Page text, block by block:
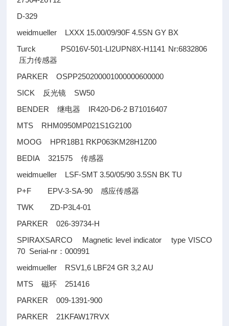
D-329
weidmueller LXXX 15.00/09/90F 4.5SN GY BX
Turck PS016V-501-LI2UPN8X-H1141 Nr:6832806
压力传感器
PARKER OSPP250200001000000600000
SICK
反光镜 SW50
BENDER继电器
IR420-D6-2 B71016407
MTS RHM0950MP021S1G2100
MOOG HPR18B1 RKP063KM28H1Z00
BEDIA 321575传感器
weidmueller LSF-SMT 3.50/05/90 3.5SN BK TU
P+F EPV-3-SA-90感应传感器
TWK ZD-P3L4-01
PARKER 026-39734-H
SPIRAXSARCO Magnetic level indicator type VISCO
70 Serial-nr ：000991
weidmueller RSV1,6 LBF24 GR 3,2 AU
MTS磁环 251416
PARKER 009-1391-900
PARKER 21KFAW17RVX